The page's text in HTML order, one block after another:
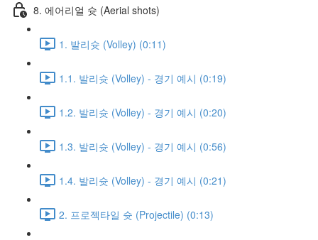
8. 에어리얼 슛 (Aerial shots)
1. 발리슛 (Volley) (0:11)
1.1. 발리슛 (Volley) - 경기 예시 (0:19)
1.2. 발리슛 (Volley) - 경기 예시 (0:20)
1.3. 발리슛 (Volley) - 경기 예시 (0:56)
1.4. 발리슛 (Volley) - 경기 예시 (0:21)
2. 프로젝타일 슛 (Projectile) (0:13)